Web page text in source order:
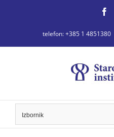
telefon: +385 1 4851380
Izbornik